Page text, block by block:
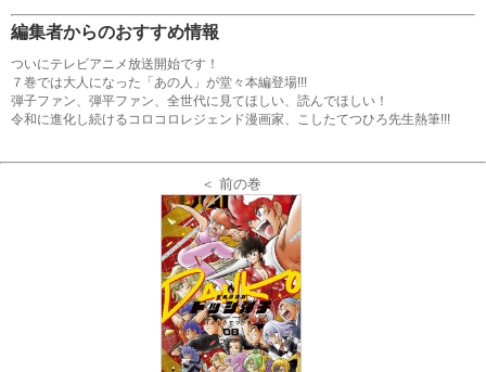
編集者からのおすすめ情報
ついにテレビアニメ放送開始です！
７巻では大人になった「あの人」が堂々本編登場!!!
弾子ファン、弾平ファン、全世代に見てほしい、読んでほしい！
令和に進化し続けるコロコロレジェンド漫画家、こしたてつひろ先生熱筆!!!
＜ 前の巻